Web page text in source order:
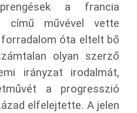
a francia
című művével vette
óta eltelt bő
olyan szerző
irányzat irodalmát,
a progresszió
elfelejtette. A jelen